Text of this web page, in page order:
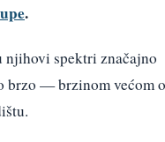
.
spektri značajno
brzo — brzinom većom